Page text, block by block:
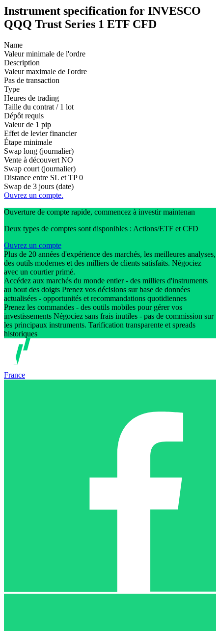
Instrument specification for INVESCO
QQQ Trust Series 1 ETF CFD
Name
Valeur minimale de l'ordre
Description
Valeur maximale de l'ordre
Pas de transaction
Type
Heures de trading
Taille du contrat / 1 lot
Dépôt requis
Valeur de 1 pip
Effet de levier financier
Étape minimale
Swap long (journalier)
Vente à découvert NO
Swap court (journalier)
Distance entre SL et TP 0
Swap de 3 jours (date)
Ouvrez un compte.
Ouverture de compte rapide, commencez à investir maintenan
Deux types de comptes sont disponibles : Actions/ETF et CFD
Ouvrez un compte
Plus de 20 années d'expérience des marchés, les meilleures analyses,
des outils modernes et des milliers de clients satisfaits. Négociez
avec un courtier primé.
Accédez aux marchés du monde entier - des milliers d'instruments
au bout des doigts Prenez vos décisions sur base de données
actualisées - opportunités et recommandations quotidiennes
Prenez les commandes - des outils mobiles pour gérer vos
investissements Négociez sans frais inutiles - pas de commission sur
les principaux instruments. Tarification transparente et spreads
historiques
France